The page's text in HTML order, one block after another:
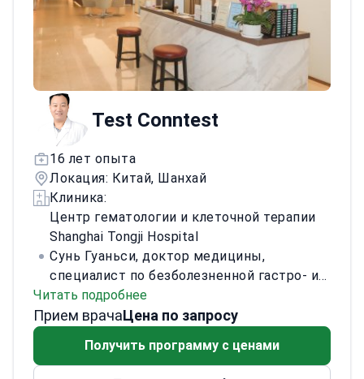
Test Conntest
16 лет опыта
Локация: Китай, Шанхай
Клиника:
Центр гематологии и клеточной терапии
Shanghai Tongji Hospital
Сунь Гуаньси, доктор медицины,
специалист по безболезненной гастро- и
колоноскопии. Много лет работает в
отделении гастроэнтерологии и
больницы высшей категории. Член
Читать подробнее
Прием врачаЦена по запросу
Получить программу с ценами